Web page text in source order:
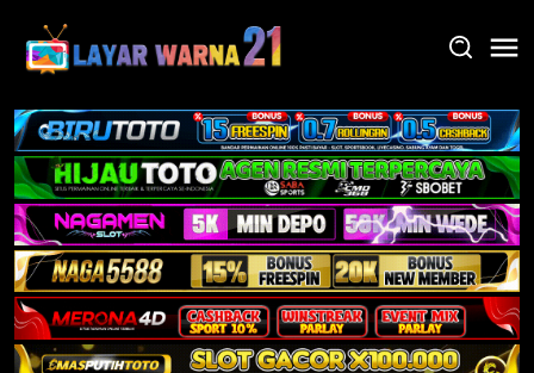
content